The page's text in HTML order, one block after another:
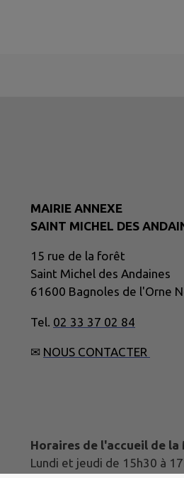
MAIRIE ANNEXE
SAINT MICHEL DES
15 rue de la forêt
Saint Michel des Andaines
61600 Bagnoles de l'Orne
Tel. 02 33 37 02 84
✉ NOUS CONTACTER
Horaires de l'accueil de la
Lundi et jeudi de 15h30 à